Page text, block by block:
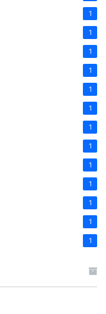
1
1
1
1
1
1
1
1
1
1
1
1
1